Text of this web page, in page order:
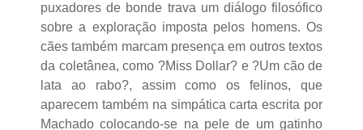
puxadores de bonde trava um diálogo filosófico
sobre a exploração imposta pelos homens. Os
cães também marcam presença em outros textos
da coletânea, como ?Miss Dollar? e ?Um cão de
lata ao rabo?, assim como os felinos, que
aparecem também na simpática carta escrita por
Machado colocando-se na pele de um gatinho